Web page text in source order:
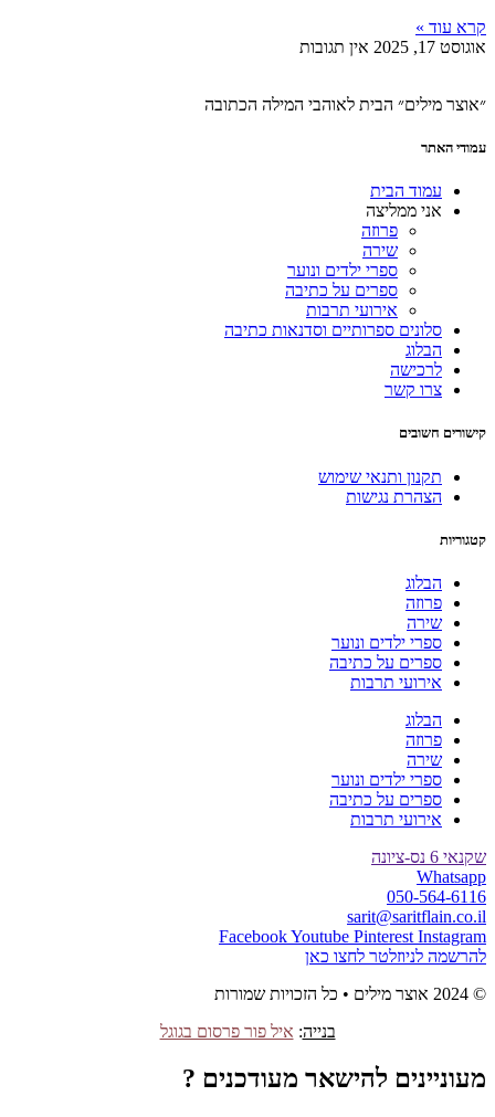
קרא עוד »
אוגוסט 17, 2025
אין תגובות
״אוצר מילים״ הבית לאוהבי המילה הכתובה
עמודי האתר
עמוד הבית
אני ממליצה
פרוזה
שירה
ספרי ילדים ונוער
ספרים על כתיבה
אירועי תרבות
סלונים ספרותיים וסדנאות כתיבה
הבלוג
לרכישה
צרו קשר
קישורים חשובים
תקנון ותנאי שימוש
הצהרת נגישות
קטגוריות
הבלוג
פרוזה
שירה
ספרי ילדים ונוער
ספרים על כתיבה
אירועי תרבות
הבלוג
פרוזה
שירה
ספרי ילדים ונוער
ספרים על כתיבה
אירועי תרבות
שקנאי 6 נס-ציונה
Whatsapp
050-564-6116
sarit@saritflain.co.il
FacebookYoutube Pinterest Instagram
להרשמה לניוזלטר לחצו כאן
© 2024 אוצר מילים • כל הזכויות שמורות
בנייה: איל פור פרסום בגוגל
מעוניינים להישאר מעודכנים ?